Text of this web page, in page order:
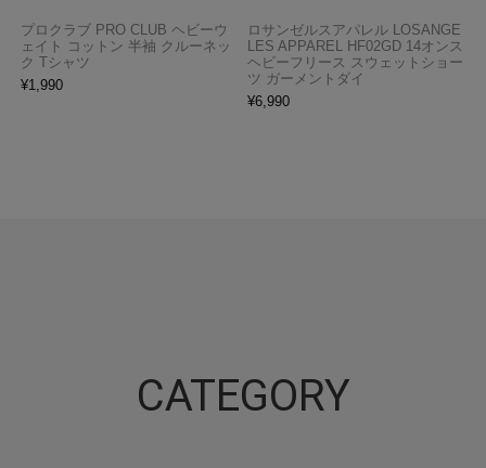
プロクラブ PRO CLUB ヘビーウ
ェイト コットン 半袖 クルーネッ
ク Tシャツ
¥1,990
ロサンゼルスアパレル LOSANGE
LES APPAREL HF02GD 14オンス
ヘビーフリース スウェットショー
ツ ガーメントダイ
¥6,990
CATEGORY